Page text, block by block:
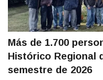
Más de 1.700
Histórico Regional
semestre de 2026